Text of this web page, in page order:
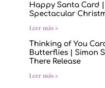
Happy Santa Card
Spectacular
Leer más »
Thinking of You
Butterflies | Simon
There Release
Leer más »